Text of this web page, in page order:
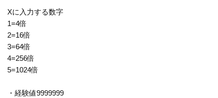
Xに入力する数字
1=4倍
2=16倍
3=64倍
4=256倍
5=1024倍
・経験値9999999